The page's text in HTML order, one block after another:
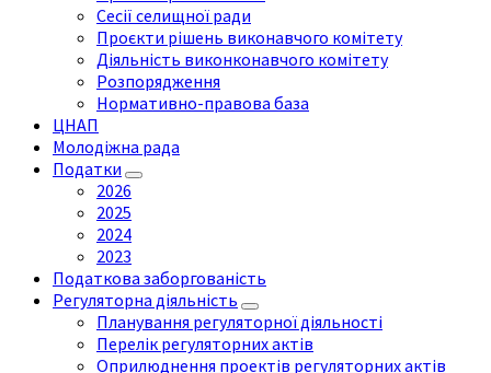
Сесії селищної ради
Проєкти рішень виконавчого комітету
Діяльність виконконавчого комітету
Розпорядження
Нормативно-правова база
ЦНАП
Молодіжна рада
Податки
2026
2025
2024
2023
Податкова заборгованість
Регуляторна діяльність
Планування регуляторної діяльності
Перелік регуляторних актів
Оприлюднення проектів регуляторних актів